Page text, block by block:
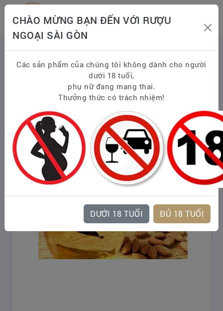
Trang chủ
WHISKY
Scotland Whisky - Scotch Whisky
BLENDED MALT SCOTCH WHISKY
BALLANTINE'S
Ballantine's 12 Năm
CHÀO MỪNG BẠN ĐẾN VỚI RƯỢU
NGOẠI SÀI GÒN
Các sản phẩm của chúng tôi không dành cho người
dưới 18 tuổi,
phụ nữ đang mang thai.
Thưởng thức có trách nhiệm!
DƯỚI 18 TUỔI ĐỦ 18 TUỔI